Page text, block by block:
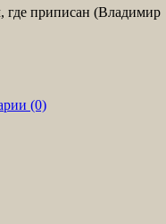
где приписан (Владимир
(0)